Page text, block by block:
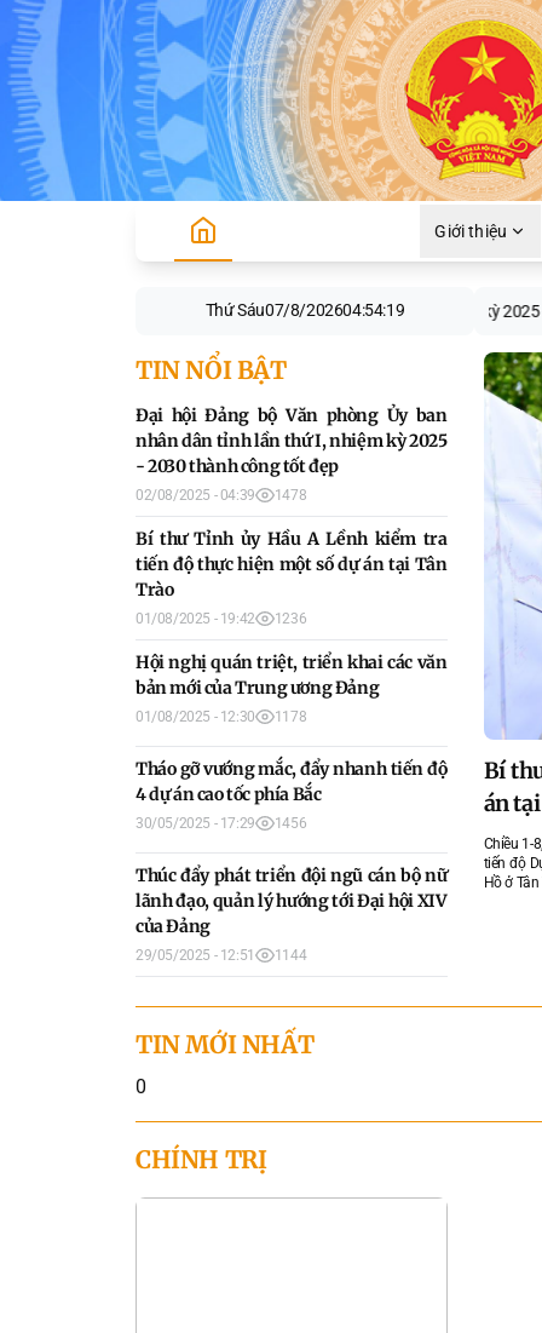
Giới thiệu
Thứ Sáu07/8/202604:54:20
Đảng bộ Văn phòng Ủy ban nhân dân tỉnh lần thứ I, nhiệm kỳ 2025 - 2030
TIN NỔI BẬT
Đại hội Đảng bộ Văn phòng Ủy ban
nhân dân tỉnh lần thứ I, nhiệm kỳ 2025
- 2030 thành công tốt đẹp
02/08/2025 - 04:39 1478
Bí thư Tỉnh ủy Hầu A Lềnh kiểm tra
tiến độ thực hiện một số dự án tại Tân
Trào
01/08/2025 - 19:42 1236
Hội nghị quán triệt, triển khai các văn
bản mới của Trung ương Đảng
01/08/2025 - 12:30 1178
Tháo gỡ vướng mắc, đẩy nhanh tiến độ
4 dự án cao tốc phía Bắc
30/05/2025 - 17:29 1456
Thúc đẩy phát triển đội ngũ cán bộ nữ
lãnh đạo, quản lý hướng tới Đại hội XIV
của Đảng
29/05/2025 - 12:51 1144
Đại
Chiều
“Đoàn
thư Tỉnh
Bí
án
Chiều 1-
tiến độ
Hồ ở
Hội
Đảng
Sáng 1-
Đảng.
tỉnh.
Tháo
Ngày 30/
phủ,
Giang
Tuyên
Đồng
30/05/
tới
Sáng
học
làm
Chiều
đi kiểm
Hà
TIN MỚI NHẤT
0
CHÍNH TRỊ